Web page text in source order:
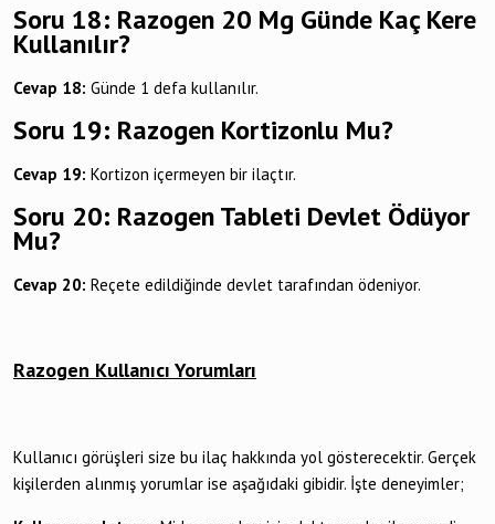
Soru 18: Razogen 20 Mg Günde Kaç Kere
Kullanılır?
Cevap 18: Günde 1 defa kullanılır.
Soru 19: Razogen Kortizonlu Mu?
Cevap 19: Kortizon içermeyen bir ilaçtır.
Soru 20: Razogen Tableti Devlet Ödüyor
Mu?
Cevap 20: Reçete edildiğinde devlet tarafından ödeniyor.
Razogen Kullanıcı Yorumları
Kullanıcı görüşleri size bu ilaç hakkında yol gösterecektir. Gerçek
kişilerden alınmış yorumlar ise aşağıdaki gibidir. İşte deneyimler;